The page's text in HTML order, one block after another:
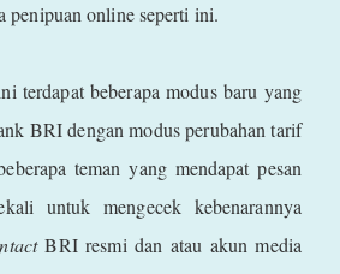
penipuan online seperti ini.
terdapat beberapa modus baru yang
BRI dengan modus perubahan tarif
teman yang mendapat pesan
untuk mengecek kebenarannya
BRI resmi dan atau akun media